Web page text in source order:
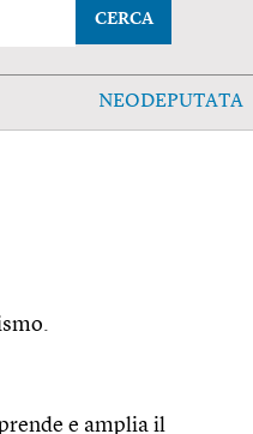
CERCA
NEODEPUTATA
e amplia il